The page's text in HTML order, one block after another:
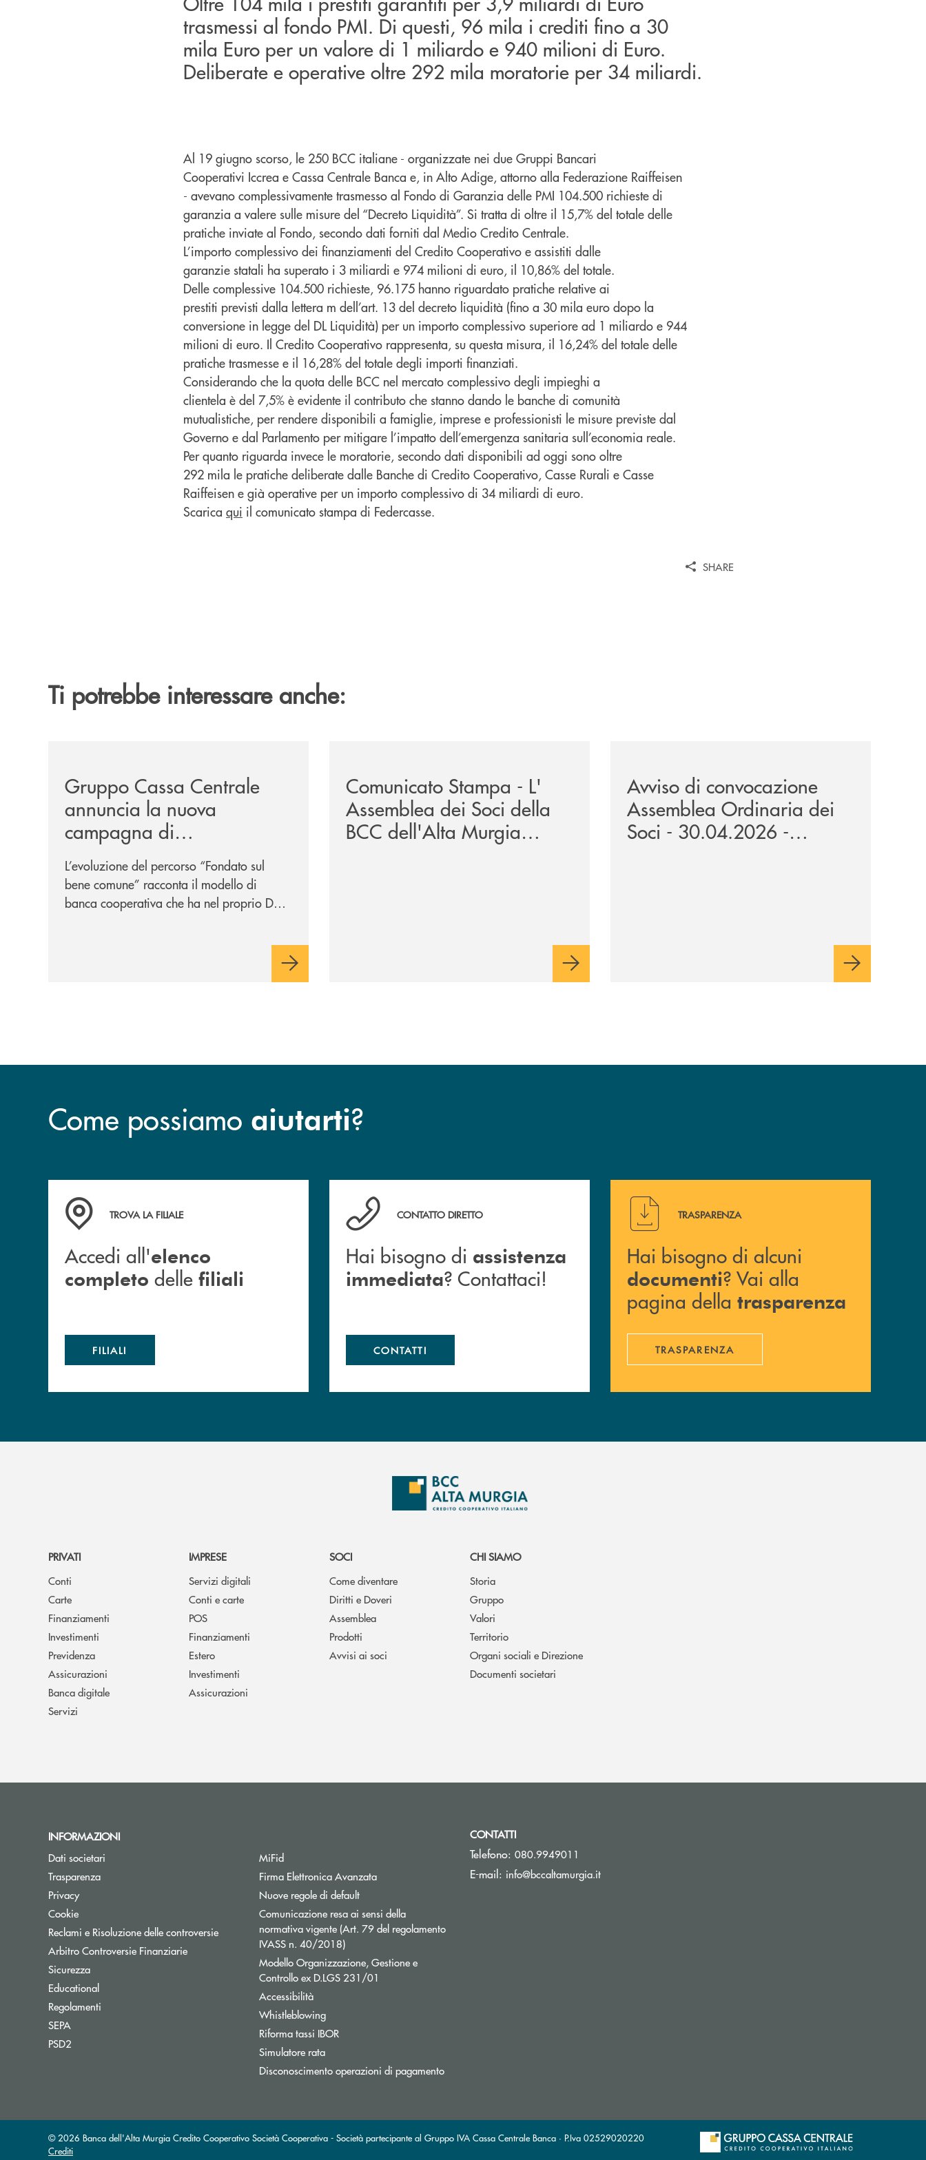
trasmessi al fondo PMI. Di questi, 96 mila i crediti fino a 30
mila Euro per un valore di 1 miliardo e 940 milioni di Euro.
Deliberate e operative oltre 292 mila moratorie per 34 miliardi.
Al 19 giugno scorso, le 250 BCC italiane - organizzate nei due Gruppi Bancari
Cooperativi Iccrea e Cassa Centrale Banca e, in Alto Adige, attorno alla Federazione Raiffeisen
- avevano complessivamente trasmesso al Fondo di Garanzia delle PMI 104.500 richieste di
garanzia a valere sulle misure del “Decreto Liquidità”. Si tratta di oltre il 15,7% del totale delle
pratiche inviate al Fondo, secondo dati forniti dal Medio Credito Centrale.
L’importo complessivo dei finanziamenti del Credito Cooperativo e assistiti dalle
garanzie statali ha superato i 3 miliardi e 974 milioni di euro, il 10,86% del totale.
Delle complessive 104.500 richieste, 96.175 hanno riguardato pratiche relative ai
prestiti previsti dalla lettera m dell’art. 13 del decreto liquidità (fino a 30 mila euro dopo la
conversione in legge del DL Liquidità) per un importo complessivo superiore ad 1 miliardo e 944
milioni di euro. Il Credito Cooperativo rappresenta, su questa misura, il 16,24% del totale delle
pratiche trasmesse e il 16,28% del totale degli importi finanziati.
Considerando che la quota delle BCC nel mercato complessivo degli impieghi a
clientela è del 7,5% è evidente il contributo che stanno dando le banche di comunità
mutualistiche, per rendere disponibili a famiglie, imprese e professionisti le misure previste dal
Governo e dal Parlamento per mitigare l’impatto dell’emergenza sanitaria sull’economia reale.
Per quanto riguarda invece le moratorie, secondo dati disponibili ad oggi sono oltre
292 mila le pratiche deliberate dalle Banche di Credito Cooperativo, Casse Rurali e Casse
Raiffeisen e già operative per un importo complessivo di 34 miliardi di euro.
Scarica qui il comunicato stampa di Federcasse.
SHARE
Ti potrebbe interessare anche:
Gruppo Cassa Centrale
annuncia la nuova
campagna di
comunicazione
nazionale: “Oggi si dice
ESG. Per noi è fare la cosa
L’evoluzione del percorso “Fondato sul
bene comune” racconta il modello di
banca cooperativa che ha nel proprio DNA
Comunicato Stampa - L'
Assemblea dei Soci della
BCC dell'Alta Murgia
approva il Bilancio 2025
Avviso di convocazione
Assemblea Ordinaria dei
Soci - 30.04.2026 -
Come possiamo aiutarti?
Accedi all' elenco completo delle filiali
TROVA LA FILIALE
Accedi all'elenco
completo delle filiali
FILIALI
Hai bisogno di assistenza immediata ? Contattaci!
CONTATTO DIRETTO
Hai bisogno di assistenza
immediata? Contattaci!
CONTATTI
Hai bisogno di alcuni documenti ? Vai alla pagina della
TRASPARENZA
Hai bisogno di alcuni
documenti? Vai alla
pagina della trasparenza
TRASPARENZA
PRIVATI
Conti
Carte
Finanziamenti
Investimenti
Previdenza
Assicurazioni
Banca digitale
Servizi
IMPRESE
Servizi digitali
Conti e carte
POS
Finanziamenti
Estero
Investimenti
Assicurazioni
SOCI
Come diventare
Diritti e Doveri
Assemblea
Prodotti
Avvisi ai soci
CHI SIAMO
Storia
Gruppo
Valori
Territorio
Organi sociali e Direzione
Documenti societari
INFORMAZIONI
Dati societari
Trasparenza
Privacy
Cookie
Reclami e Risoluzione delle controversie
Arbitro Controversie FinanziarieApre una nuova finestra
Sicurezza
Educational
Regolamenti
SEPA
PSD2
MiFid
Firma Elettronica AvanzataApre una nuova finestra
Nuove regole di default
Comunicazione resa ai sensi della
normativa vigente (Art. 79 del regolamento
IVASS n. 40/2018)
Modello Organizzazione, Gestione e
Controllo ex D.LGS 231/01
Accessibilità
Whistleblowing
Riforma tassi IBOR
Simulatore rata
Disconoscimento operazioni di pagamentoApre una nuova finestra
CONTATTI
Telefono: 080.9949011
E-mail: info@bccaltamurgia.it(si apre l’app di posta elettronica)
© 2026 Banca dell'Alta Murgia Credito Cooperativo Società Cooperativa - Società partecipante al Gruppo IVA Cassa Centrale Banca · P.Iva 02529020220
Crediti